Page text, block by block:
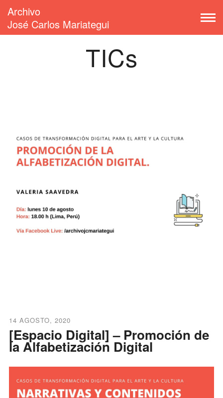
Archivo
José Carlos Mariategui
TICs
14 AGOSTO, 2020
[Espacio Digital] – Promoción de
la Alfabetización Digital